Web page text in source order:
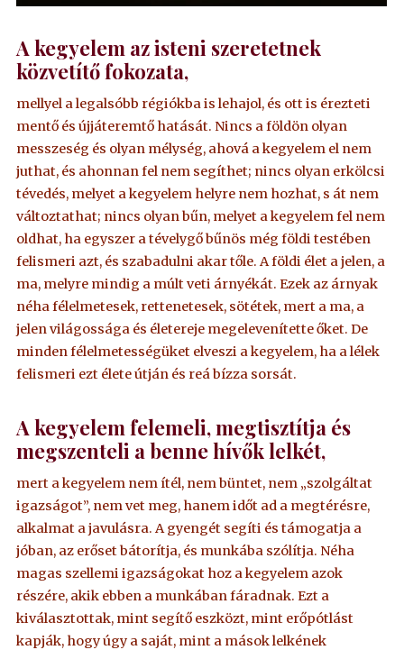
A kegyelem az isteni szeretetnek
közvetítő fokozata,
mellyel a legalsóbb régiókba is lehajol, és ott is érezteti
mentő és újjáteremtő hatását. Nincs a földön olyan
messzeség és olyan mélység, ahová a kegyelem el nem
juthat, és ahonnan fel nem segíthet; nincs olyan erkölcsi
tévedés, melyet a kegyelem helyre nem hozhat, s át nem
változtathat; nincs olyan bűn, melyet a kegyelem fel nem
oldhat, ha egyszer a tévelygő bűnös még földi testében
felismeri azt, és szabadulni akar tőle. A földi élet a jelen, a
ma, melyre mindig a múlt veti árnyékát. Ezek az árnyak
néha félelmetesek, rettenetesek, sötétek, mert a ma, a
jelen világossága és életereje megelevenítette őket. De
minden félelmetességüket elveszi a kegyelem, ha a lélek
felismeri ezt élete útján és reá bízza sorsát.
A kegyelem felemeli, megtisztítja és
megszenteli a benne hívők lelkét,
mert a kegyelem nem ítél, nem büntet, nem „szolgáltat
igazságot”, nem vet meg, hanem időt ad a megtérésre,
alkalmat a javulásra. A gyengét segíti és támogatja a
jóban, az erőset bátorítja, és munkába szólítja. Néha
magas szellemi igazságokat hoz a kegyelem azok
részére, akik ebben a munkában fáradnak. Ezt a
kiválasztottak, mint segítő eszközt, mint erőpótlást
kapják, hogy úgy a saját, mint a mások lelkének